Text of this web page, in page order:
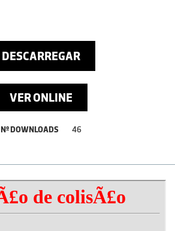
DESCARREGAR
VER ONLINE
Nº DOWNLOADS 46